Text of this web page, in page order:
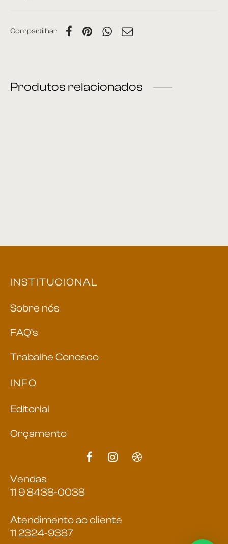
Compartilhar
Produtos relacionados
INSTITUCIONAL
Sobre nós
FAQ’s
Trabalhe Conosco
INFO
Editorial
Orçamento
Vendas
11 9 8438-0038
Atendimento ao cliente
11 2324-9387